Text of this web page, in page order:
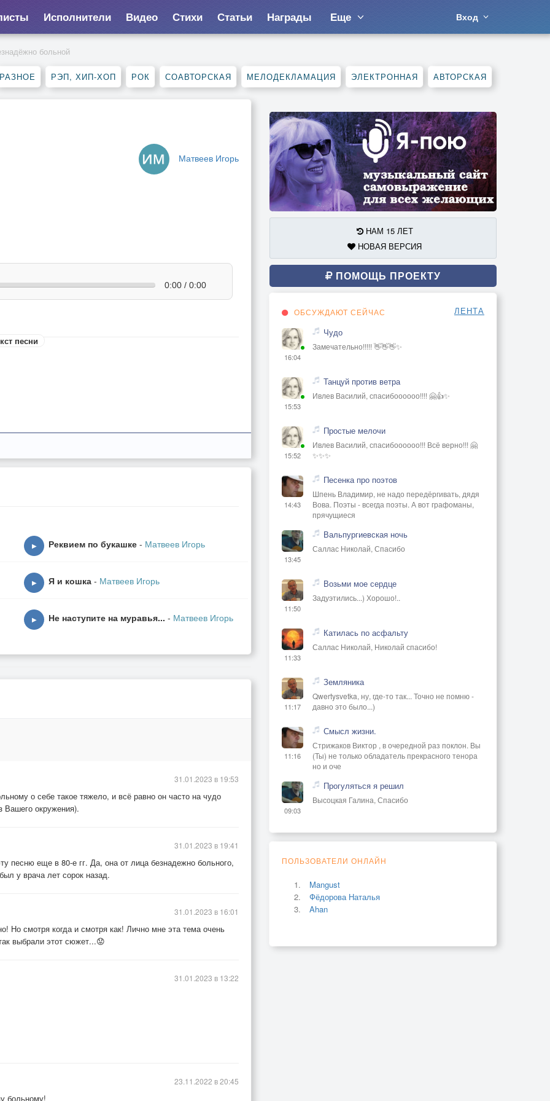
Исполнители Видео Стихи Статьи Награды Еще Вход
больной
РАЗНОЕ РЭП, ХИП-ХОП РОК СОАВТОРСКАЯ МЕЛОДЕКЛАМАЦИЯ ЭЛЕКТРОННАЯ АВТОРСКАЯ
Матвеев Игорь
0:00 / 0:00
песни
▶ Реквием по букашке - Матвеев Игорь
▶ Я и кошка - Матвеев Игорь
▶ Не наступите на муравья... - Матвеев Игорь
о себе такое тяжело, и всё равно он часто на чудо
Вашего окружения).
31.01.2023 в 19:53
песню еще в 80-е гг. Да, она от лица безнадежно больного,
у врача лет сорок назад.
31.01.2023 в 19:41
Но смотря когда и смотря как! Лично мне эта тема очень
выбрали этот сюжет...😟
31.01.2023 в 16:01
31.01.2023 в 13:22
больному!
23.11.2022 в 20:45
НАМ 15 ЛЕТ
НОВАЯ ВЕРСИЯ
ПОМОЩЬ ПРОЕКТУ
ОБСУЖДАЮТ СЕЙЧАС ЛЕНТА
16:04
Чудо
Замечательно!!!!! 👋👋👋✨
15:53
Танцуй против ветра
Ивлев Василий, спасибоооооо!!!! 🤗👍✨
15:52
Простые мелочи
Ивлев Василий, спасибоооооо!!! Всё верно!!! 🤗
✨✨✨
14:43
Песенка про поэтов
Шпень Владимир, не надо передёргивать, дядя
Вова. Поэты - всегда поэты. А вот графоманы,
прячущиеся
13:45
Вальпургиевская ночь
Саллас Николай, Спасибо
11:50
Возьми мое сердце
Задуэтились...) Хорошо!..
11:33
Катилась по асфальту
Саллас Николай, Николай спасибо!
11:17
Земляника
Qwertysvetka, ну, где-то так... Точно не помню -
давно это было...)
11:16
Смысл жизни.
Стрижаков Виктор , в очередной раз поклон. Вы
(Ты) не только обладатель прекрасного тенора
но и оче
09:03
Прогуляться я решил
Высоцкая Галина, Спасибо
ПОЛЬЗОВАТЕЛИ ОНЛАЙН
Mangust
Фёдорова Наталья
Ahan